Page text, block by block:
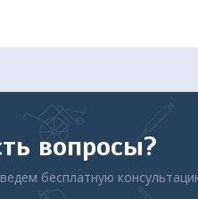
для
вопросы?
бесплатную